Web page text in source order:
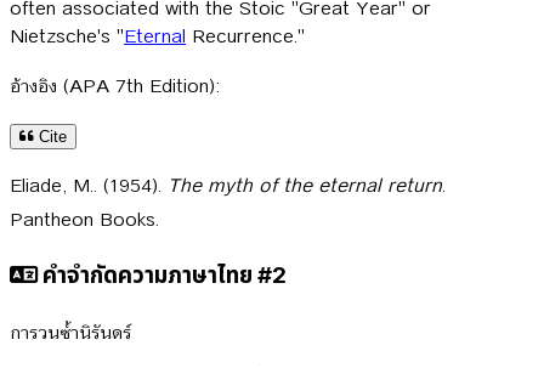
often associated with the Stoic "Great Year" or
Nietzsche's "Eternal Recurrence."
อ้างอิง (APA 7th Edition):
Cite
Eliade, M.. (1954). The myth of the eternal return.
Pantheon Books.
คำจำกัดความภาษาไทย #2
การวนซ้ำนิรันดร์